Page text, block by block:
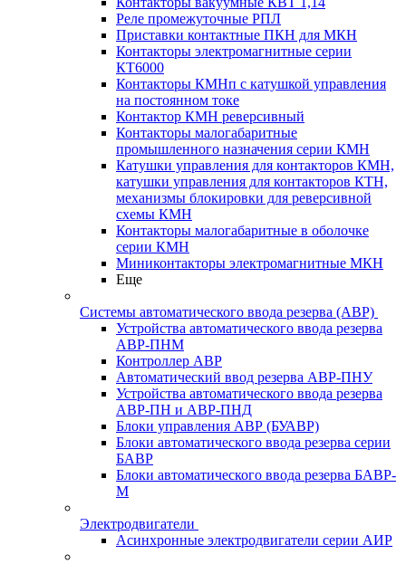
Реле промежуточные РПЛ
Приставки контактные ПКН для МКН
Контакторы электромагнитные серии
КТ6000
Контакторы КМНп с катушкой управления
на постоянном токе
Контактор КМН реверсивный
Контакторы малогабаритные
промышленного назначения серии КМН
Катушки управления для контакторов КМН,
катушки управления для контакторов КТН,
механизмы блокировки для реверсивной
схемы КМН
Контакторы малогабаритные в оболочке
серии КМН
Миниконтакторы электромагнитные МКН
Еще
Системы автоматического ввода резерва (АВР)
Устройства автоматического ввода резерва
АВР-ПНМ
Контроллер АВР
Автоматический ввод резерва АВР-ПНУ
Устройства автоматического ввода резерва
АВР-ПН и АВР-ПНД
Блоки управления АВР (БУАВР)
Блоки автоматического ввода резерва серии
БАВР
Блоки автоматического ввода резерва БАВР-
М
Электродвигатели
Асинхронные электродвигатели серии АИР